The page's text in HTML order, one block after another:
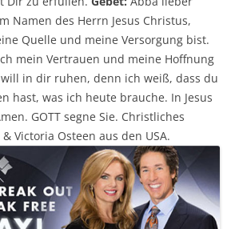
Namen des Herrn Jesus Christus,
Quelle und meine Versorgung bist.
mein Vertrauen und meine Hoffnung
in dir ruhen, denn ich weiß, dass du
hast, was ich heute brauche. In Jesus
GOTT segne Sie. Christliches
Victoria Osteen aus den USA.